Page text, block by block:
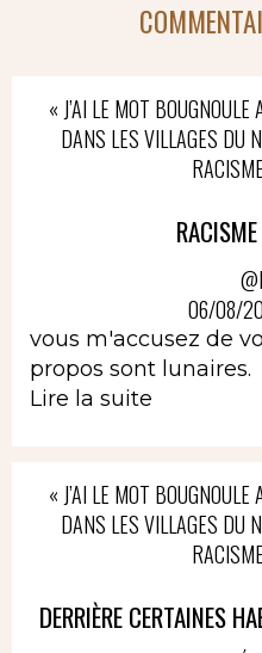
« J’AI LE MOT
DANS LES VILLAGES DU
06/08/
vous m'accusez de
propos sont lunaires.
Lire la suite
« J’AI LE MOT
DANS LES VILLAGES DU
DERRIÈRE CERTAINES